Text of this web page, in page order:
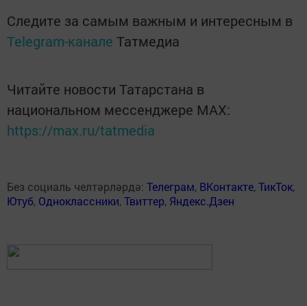
Следите за самым важным и интересным в
Telegram-канале Татмедиа
Читайте новости Татарстана в
национальном мессенджере MАХ:
https://max.ru/tatmedia
Без социаль челтәрләрдә: Телеграм, ВКонтакте,ТикТок,
Ютуб, Одноклассники,Твиттер, Яндекс.Дзен